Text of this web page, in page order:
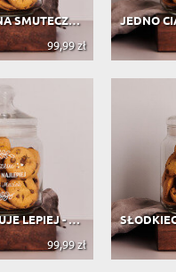
LEKARSTWO NA SMUTECZKI - SŁOIK NA C...
99,99 zł
RAZEM SMAKUJE LEPIEJ - SŁOIK NA CIA...
99,99 zł